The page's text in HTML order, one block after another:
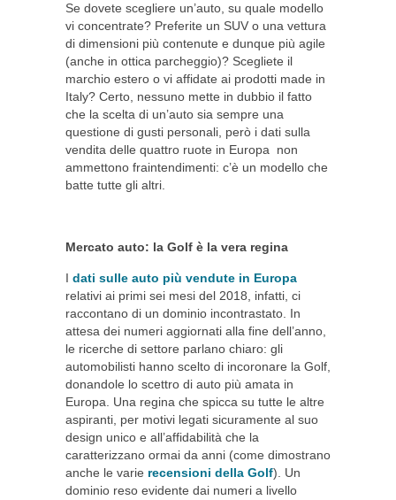
Se dovete scegliere un’auto, su quale modello
vi concentrate? Preferite un SUV o una vettura
di dimensioni più contenute e dunque più agile
(anche in ottica parcheggio)? Scegliete il
marchio estero o vi affidate ai prodotti made in
Italy? Certo, nessuno mette in dubbio il fatto
che la scelta di un’auto sia sempre una
questione di gusti personali, però i dati sulla
vendita delle quattro ruote in Europa non
ammettono fraintendimenti: c’è un modello che
batte tutte gli altri.
Mercato auto: la Golf è la vera regina
I dati sulle auto più vendute in Europa
relativi ai primi sei mesi del 2018, infatti, ci
raccontano di un dominio incontrastato. In
attesa dei numeri aggiornati alla fine dell’anno,
le ricerche di settore parlano chiaro: gli
automobilisti hanno scelto di incoronare la Golf,
donandole lo scettro di auto più amata in
Europa. Una regina che spicca su tutte le altre
aspiranti, per motivi legati sicuramente al suo
design unico e all’affidabilità che la
caratterizzano ormai da anni (come dimostrano
anche le varie recensioni della Golf). Un
dominio reso evidente dai numeri a livello